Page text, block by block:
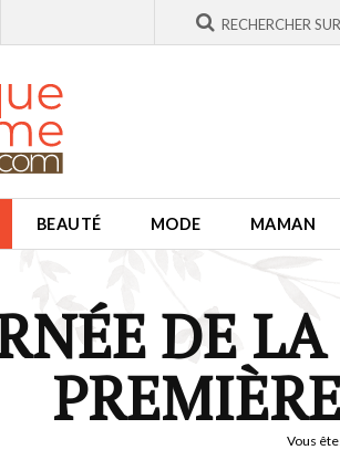
BEAUTÉ MODE MAMAN
DE
Vous